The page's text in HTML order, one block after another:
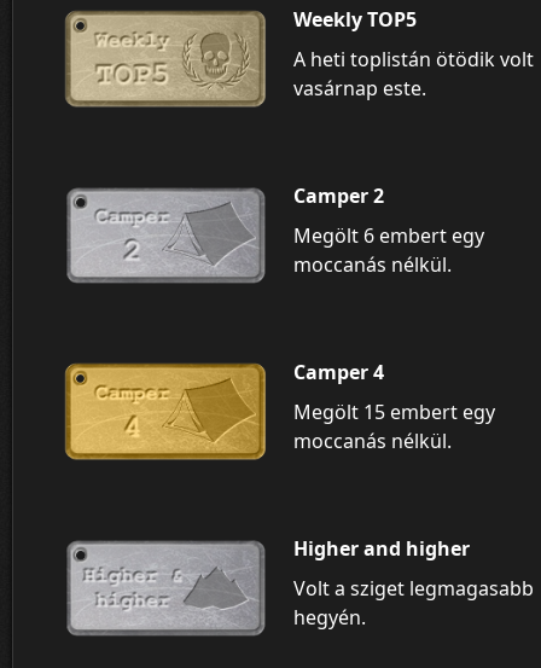
Weekly TOP5
A heti toplistán ötödik volt
vasárnap este.
Camper 2
Megölt 6 embert egy
moccanás nélkül.
Camper 4
Megölt 15 embert egy
moccanás nélkül.
Higher and higher
Volt a sziget legmagasabb
hegyén.